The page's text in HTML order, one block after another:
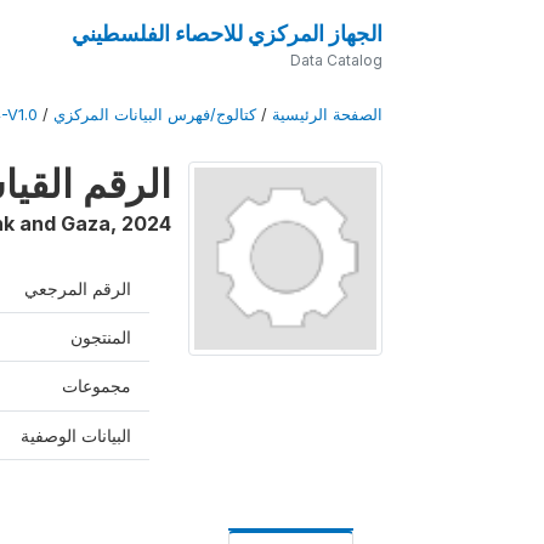
الجهاز المركزي للاحصاء الفلسطيني
Data Catalog
الصفحة الرئيسية /كتالوج/فهرس البيانات المركزي /
V1.0
الرقم
and Gaza, 2024
الرقم المرجعي
المنتجون
مجموعات
البيانات الوصفية